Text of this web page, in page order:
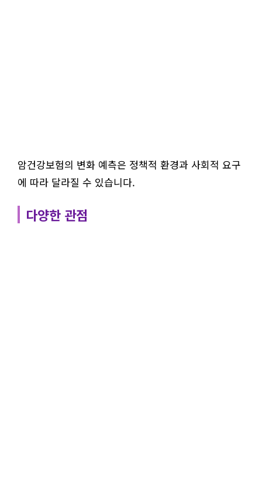
암건강보험의 변화 예측은 정책적 환경과 사회적 요구
에 따라 달라질 수 있습니다.
다양한 관점